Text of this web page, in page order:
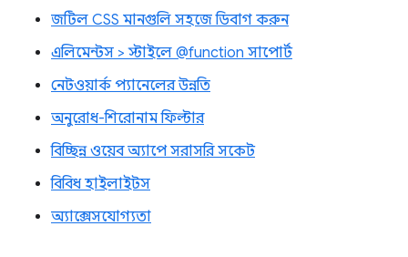
জটিল CSS মানগুলি সহজে ডিবাগ করুন
এলিমেন্টস > স্টাইলে @function সাপোর্ট
নেটওয়ার্ক প্যানেলের উন্নতি
অনুরোধ-শিরোনাম ফিল্টার
বিচ্ছিন্ন ওয়েব অ্যাপে সরাসরি সকেট
বিবিধ হাইলাইটস
অ্যাক্সেসযোগ্যতা